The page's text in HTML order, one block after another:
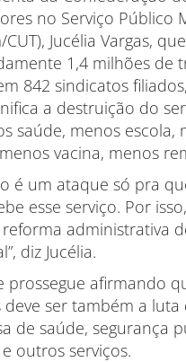
no Serviço Público
Jucélia Vargas,
1,4 milhões de
842 sindicatos
a destruição do
saúde, menos escola,
vacina, menos
é um ataque só pra
esse serviço. Por
administrativa
diz Jucélia.
prossegue afirmando
deve ser também a
de saúde, segurança
outros serviços.